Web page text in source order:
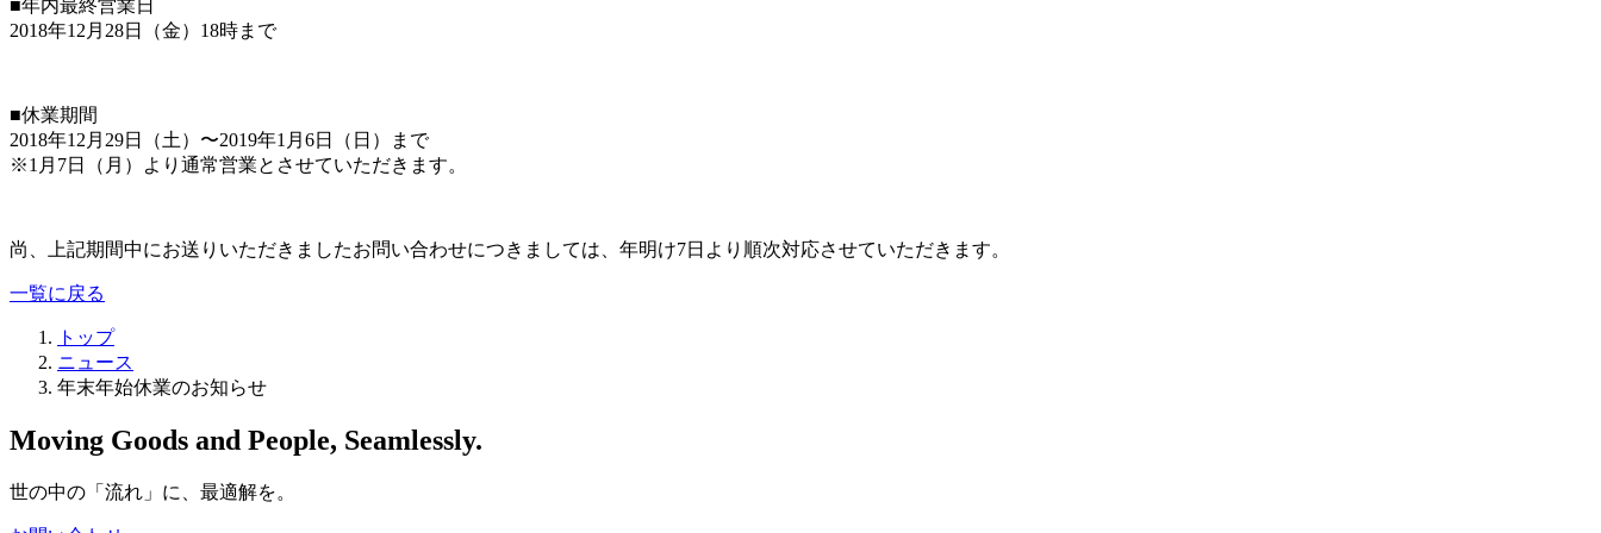
■年内最終営業日
2018年12月28日（金）18時まで
■休業期間
2018年12月29日（土）〜2019年1月6日（日）まで
※1月7日（月）より通常営業とさせていただきます。
尚、上記期間中にお送りいただきましたお問い合わせにつきましては、年明け7日より順次対応させていただきます。
一覧に戻る
トップ
ニュース
年末年始休業のお知らせ
Moving Goods and People, Seamlessly.
世の中の「流れ」に、最適解を。